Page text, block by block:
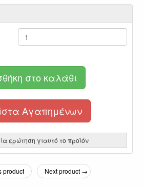
στο καλάθι
Αγαπημένων
ερώτηση γιαυτό το προϊόν
product Next product →